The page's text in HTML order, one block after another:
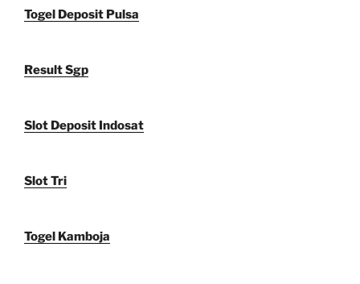
Togel Deposit Pulsa
Result Sgp
Slot Deposit Indosat
Slot Tri
Togel Kamboja